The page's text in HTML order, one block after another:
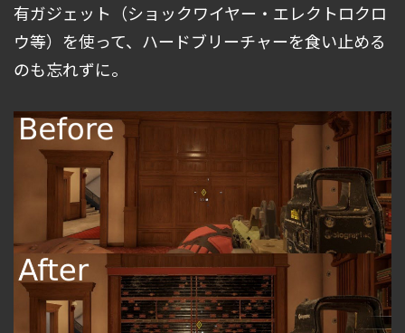
有ガジェット（ショックワイヤー・エレクトロクロ
ウ等）を使って、ハードブリーチャーを食い止める
のも忘れずに。